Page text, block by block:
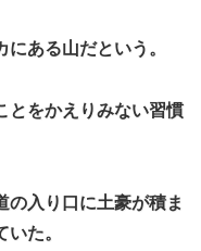
ある山だという。
をかえりみない習慣
入り口に土豪が積ま
た。